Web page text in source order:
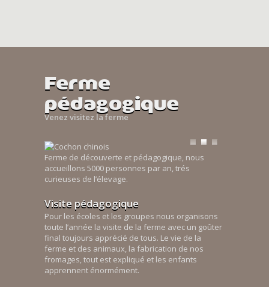
Ferme
pédagogique
Venez visitez la ferme
Ferme de découverte et pédagogique, nous
accueillons 5000 personnes par an, trés
curieuses de l’élevage.
Visite pédagogique
Pour les écoles et les groupes nous organisons
toute l’année la visite de la ferme avec un goûter
final toujours apprécié de tous. Le vie de la
ferme et des animaux, la fabrication de nos
fromages, tout est expliqué et les enfants
apprennent énormément.